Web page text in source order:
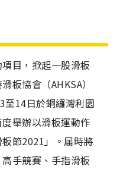
目，掀起一股滑板
板協會（AHKSA）
至14日於銅纙灣利園
舉辦以滑板運動作
節2021」。届時將
手競賽、手指滑板